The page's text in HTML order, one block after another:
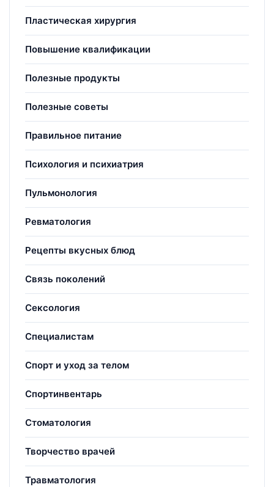
Пластическая хирургия
Повышение квалификации
Полезные продукты
Полезные советы
Правильное питание
Психология и психиатрия
Пульмонология
Ревматология
Рецепты вкусных блюд
Связь поколений
Сексология
Специалистам
Спорт и уход за телом
Спортинвентарь
Стоматология
Творчество врачей
Травматология